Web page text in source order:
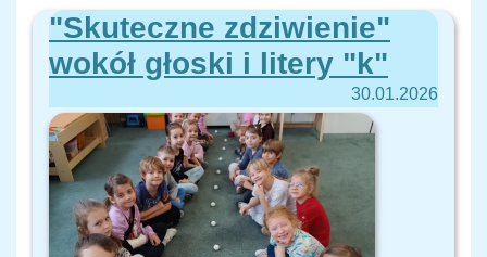
"Skuteczne zdziwienie"
wokół głoski i litery "k"
30.01.2026